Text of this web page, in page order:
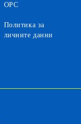
ОРС
Политика за
личните данни